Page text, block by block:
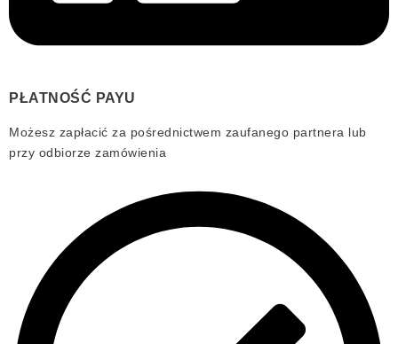
PŁATNOŚĆ PAYU
Możesz zapłacić za pośrednictwem zaufanego partnera lub
przy odbiorze zamówienia